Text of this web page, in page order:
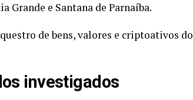
Grande e Santana de Parnaíba.
de bens, valores e criptoativos
investigados